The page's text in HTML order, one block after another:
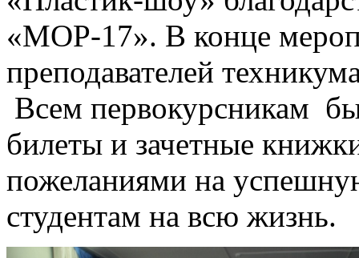
«МОР-17». В конце
преподавателей
Всем первокурсникам
билеты и зачетные
пожеланиями на
студентам на всю жизнь.